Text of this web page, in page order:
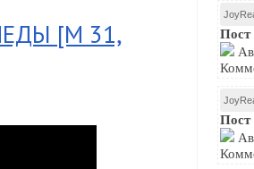
Пост
Пост
[M 31,